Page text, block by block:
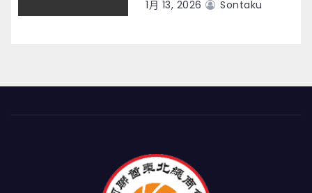
1月 13, 2026 Sontaku